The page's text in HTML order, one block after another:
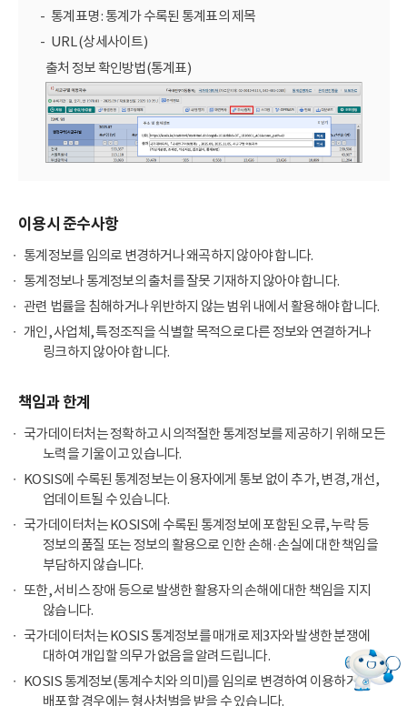
통계표명 : 통계가 수록된 통계표의 제목
URL (상세사이트)
출처 정보 확인방법(통계표)
이용시 준수사항
통계정보를 임의로 변경하거나 왜곡하지 않아야 합니다.
통계정보나 통계정보의 출처를 잘못 기재하지 않아야 합니다.
관련 법률을 침해하거나 위반하지 않는 범위 내에서 활용해야 합니다.
개인, 사업체, 특정조직을 식별할 목적으로 다른 정보와 연결하거나
링크하지 않아야 합니다.
책임과 한계
국가데이터처는 정확하고 시의적절한 통계정보를 제공하기 위해 모든
노력을 기울이고 있습니다.
KOSIS에 수록된 통계정보는 이용자에게 통보 없이 추가, 변경, 개선,
업데이트될 수 있습니다.
국가데이터처는 KOSIS에 수록된 통계정보에 포함된 오류, 누락 등
정보의 품질 또는 정보의 활용으로 인한 손해·손실에 대한 책임을
부담하지 않습니다.
또한, 서비스 장애 등으로 발생한 활용자의 손해에 대한 책임을 지지
않습니다.
국가데이터처는 KOSIS 통계정보를 매개로 제3자와 발생한 분쟁에
대하여 개입할 의무가 없음을 알려드립니다.
KOSIS 통계정보(통계수치와 의미)를 임의로 변경하여 이용하거나
배포할 경우에는 형사처벌을 받을 수 있습니다.